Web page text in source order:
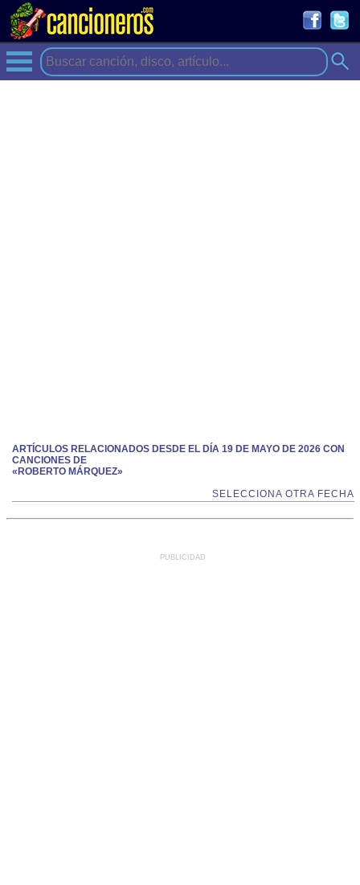
ARTÍCULOS RELACIONADOS DESDE EL DÍA 19 DE MAYO DE 2026 CON
CANCIONES DE
«ROBERTO MÁRQUEZ»
SELECCIONA OTRA FECHA
PUBLICIDAD